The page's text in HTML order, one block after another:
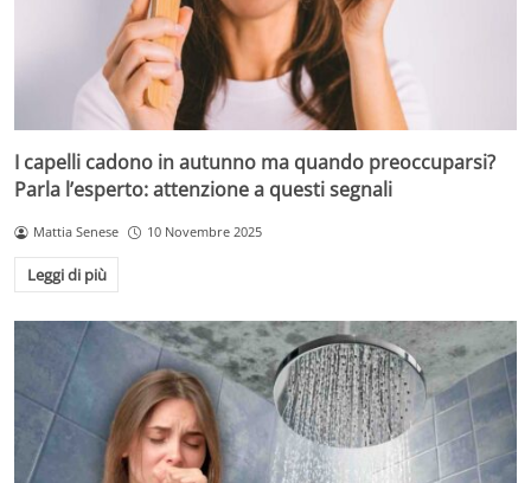
I capelli cadono in autunno ma quando preoccuparsi?
Parla l’esperto: attenzione a questi segnali
Mattia Senese 10 Novembre 2025
Leggi di più